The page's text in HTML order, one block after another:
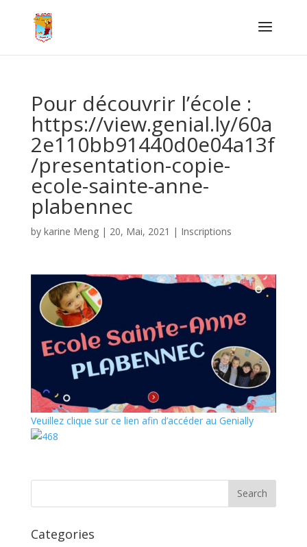
Pour découvrir l’école :
https://view.genial.ly/60a
2e110bb91440d0e04a13f
/presentation-copie-
ecole-sainte-anne-
plabennec
by karine Meng| 20, Mai, 2021 | Inscriptions
Veuillez clique sur ce lien afin d’accéder au Genially
Categories